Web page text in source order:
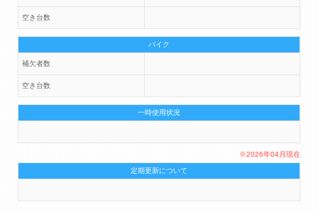
空き台数
バイク
補欠者数
空き台数
一時使用状況
※2026年04月現在
定期更新について